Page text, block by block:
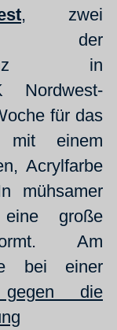
, zwei
der
in
für das
mit einem
Acrylfarbe
mühsamer
große
Am
bei einer
gegen die